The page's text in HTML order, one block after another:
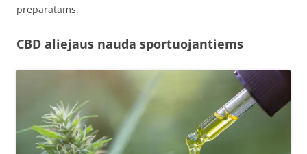
preparatams.
CBD aliejaus nauda sportuojantiems